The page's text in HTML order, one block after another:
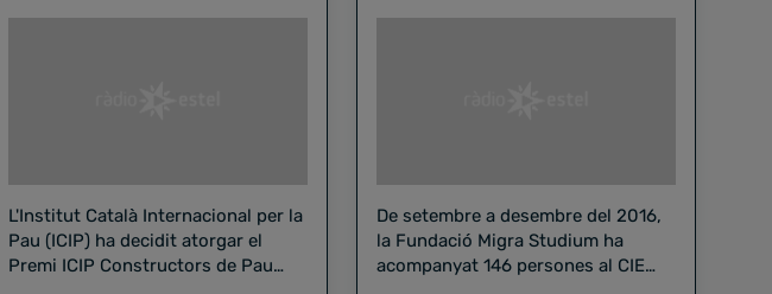
L'Institut Català Internacional per la
Pau (ICIP) ha decidit atorgar el
Premi ICIP Constructors de Pau
De setembre a desembre del 2016,
la Fundació Migra Studium ha
acompanyat 146 persones al CIE